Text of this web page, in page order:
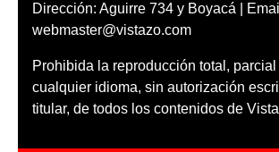
Dirección: Aguirre 734 y Boyacá |
webmaster@vistazo.com
Prohibida la reproducción total,
cualquier idioma, sin autorización
titular, de todos los contenidos de